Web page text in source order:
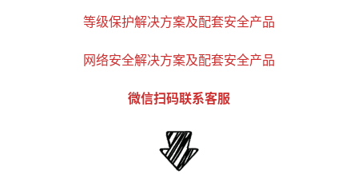
等级保护解决方案及配套安全产品
网络安全解决方案及配套安全产品
微信扫码联系客服